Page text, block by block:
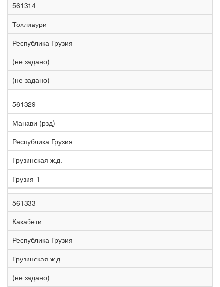
К
о
д
Н
а
з
в
а
н
и
е
С
т
а
н
а
е
е
з
н
я
о
о
г
а
е
и
н
561314
Тохлиаури
Республика Грузия
(не задано)
(не задано)
561329
Манави (рзд)
Республика Грузия
Грузинская ж.д.
Грузия-1
561333
Какабети
Республика Грузия
Грузинская ж.д.
(не задано)